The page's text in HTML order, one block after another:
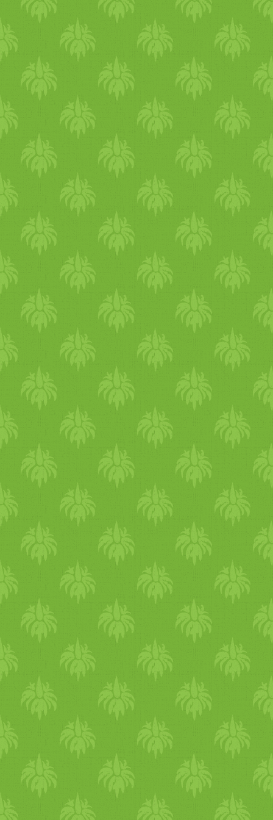
megtartsák: "Páskha-áldozat
ez az Úrnak, aki elment az
Izráel fiainak házai mellett
Égyiptomban, mikor
megverte az
Égyiptombelieket, a mi
házainkat pedig
megoltalmazta" (2 Mózes
12,27) Ez tehát a húsvét
eredete. Amint az elején
írtam, ezt a kovásztalan
kenyeret air fryer-ben
készítettem. Sajnos kicsit
vastagabb lett, de a széle így
is finom ropogós volt. A
recept Hozzávalók: - 1
bögre teljes kiörlésű
búzaliszt
- 1 kisebb bögre
fehér liszt - csipet só - pár
csepp olívaolaj (elhagyható,
kipróbáltam nélküle is jól
működik) - víz amennyit
felvesz (legalább 1 hasonló
bögre vagy némileg több
Elkészítés: A hozzávalókat a
The post Egyélmeg teasüti
appeared first on